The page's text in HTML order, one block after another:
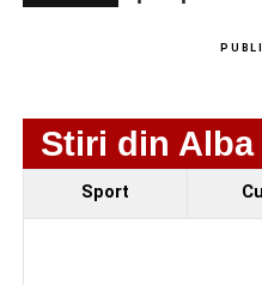
spital după ce a fost
strada Dorobanți din
Stiri din Alba
Sport